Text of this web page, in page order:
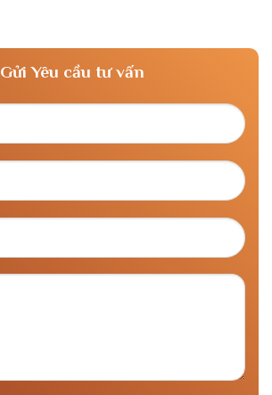
Gửi Yêu cầu tư vấn